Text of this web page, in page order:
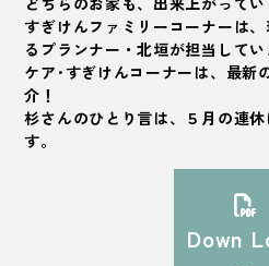
すぎけんファミリーコーナーは
るプランナー・北垣が担当してい
ケア･すぎけんコーナーは、最新
介！
杉さんのひとり言は、５月の連
す。
Down